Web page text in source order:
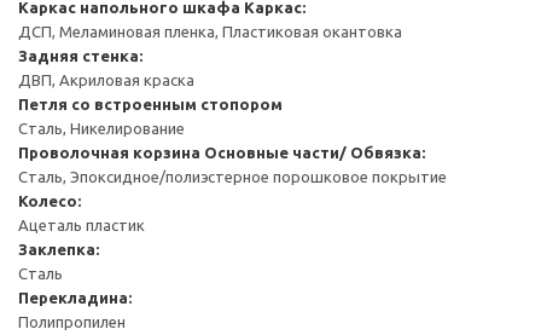
Каркас напольного шкафа Каркас:
ДСП, Меламиновая пленка, Пластиковая окантовка
Задняя стенка:
ДВП, Акриловая краска
Петля со встроенным стопором
Сталь, Никелирование
Проволочная корзина Основные части/ Обвязка:
Сталь, Эпоксидное/полиэстерное порошковое покрытие
Колесо:
Ацеталь пластик
Заклепка:
Сталь
Перекладина:
Полипропилен